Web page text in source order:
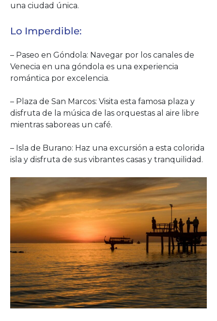
una ciudad única.
Lo Imperdible:
– Paseo en Góndola: Navegar por los canales de
Venecia en una góndola es una experiencia
romántica por excelencia.
– Plaza de San Marcos: Visita esta famosa plaza y
disfruta de la música de las orquestas al aire libre
mientras saboreas un café.
– Isla de Burano: Haz una excursión a esta colorida
isla y disfruta de sus vibrantes casas y tranquilidad.